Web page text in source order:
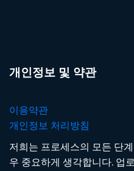
개인정보 및 약관
이용약관
개인정보 처리방침
저희는 프로세스의 모든 단
우 중요하게 생각합니다. 업